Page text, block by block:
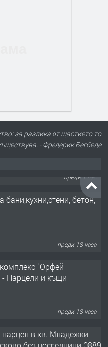
за разлика от щастието то
- Фредерик Бегбеде
бани,кухни,стени, бетон,
- Парцели и къщи
без посредници 0889